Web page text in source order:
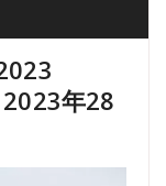
年28